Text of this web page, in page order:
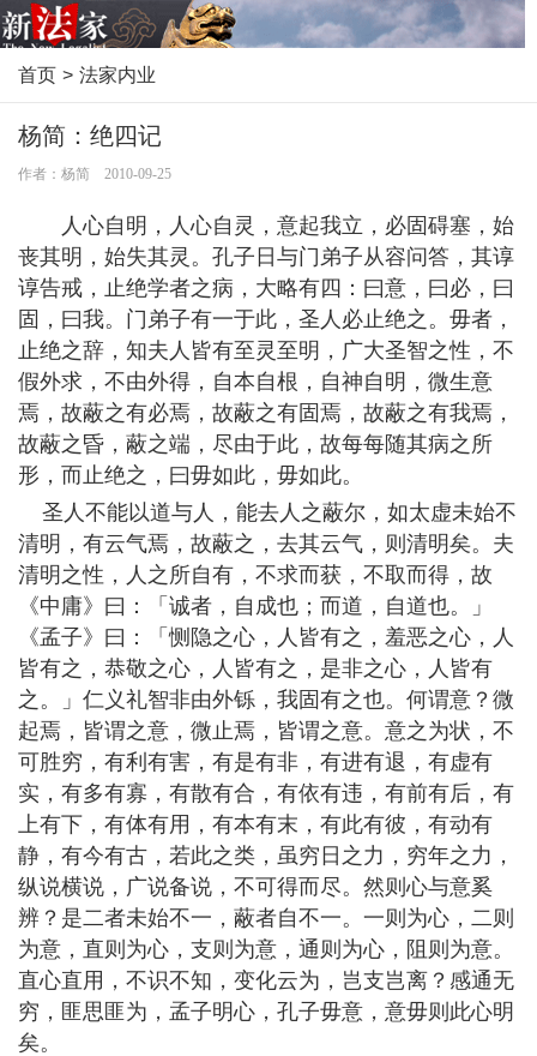
首页 > 法家内业
杨简：绝四记
作者：杨简 2010-09-25
人心自明，人心自灵，意起我立，必固碍塞，始
丧其明，始失其灵。孔子日与门弟子从容问答，其谆
谆告戒，止绝学者之病，大略有四：曰意，曰必，曰
固，曰我。门弟子有一于此，圣人必止绝之。毋者，
止绝之辞，知夫人皆有至灵至明，广大圣智之性，不
假外求，不由外得，自本自根，自神自明，微生意
焉，故蔽之有必焉，故蔽之有固焉，故蔽之有我焉，
故蔽之昏，蔽之端，尽由于此，故每每随其病之所
形，而止绝之，曰毋如此，毋如此。
圣人不能以道与人，能去人之蔽尔，如太虚未始不
清明，有云气焉，故蔽之，去其云气，则清明矣。夫
清明之性，人之所自有，不求而获，不取而得，故
《中庸》曰：「诚者，自成也；而道，自道也。」
《孟子》曰：「恻隐之心，人皆有之，羞恶之心，人
皆有之，恭敬之心，人皆有之，是非之心，人皆有
之。」仁义礼智非由外铄，我固有之也。何谓意？微
起焉，皆谓之意，微止焉，皆谓之意。意之为状，不
可胜穷，有利有害，有是有非，有进有退，有虚有
实，有多有寡，有散有合，有依有违，有前有后，有
上有下，有体有用，有本有末，有此有彼，有动有
静，有今有古，若此之类，虽穷日之力，穷年之力，
纵说横说，广说备说，不可得而尽。然则心与意奚
辨？是二者未始不一，蔽者自不一。一则为心，二则
为意，直则为心，支则为意，通则为心，阻则为意。
直心直用，不识不知，变化云为，岂支岂离？感通无
穷，匪思匪为，孟子明心，孔子毋意，意毋则此心明
矣。